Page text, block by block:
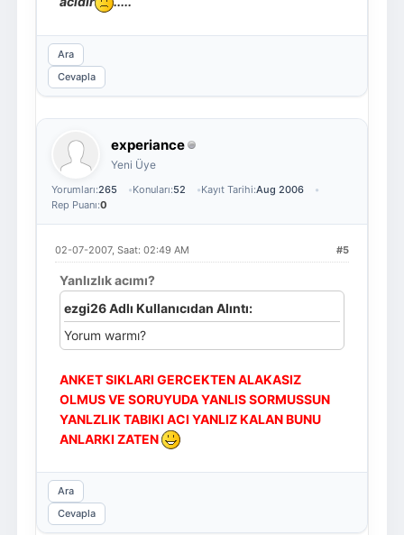
Ara
Cevapla
experiance
Yeni Üye
Yorumları:265 Konuları:52 Kayıt Tarihi:Aug 2006
Rep Puanı:0
#5
02-07-2007, Saat: 02:49 AM
Yanlızlık acımı?
ezgi26 Adlı Kullanıcıdan Alıntı:
Yorum warmı?
ANKET SIKLARI GERCEKTEN ALAKASIZ
OLMUS VE SORUYUDA YANLIS SORMUSSUN
YANLZLIK TABIKI ACI YANLIZ KALAN BUNU
ANLARKI ZATEN
Ara
Cevapla